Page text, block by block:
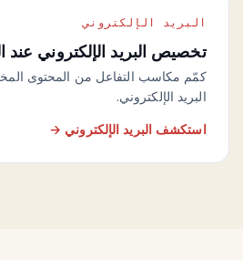
البريد الإلكتروني
تخصيص البريد الإلكتروني عند
كمّم مكاسب التفاعل من المحتوى
البريد الإلكتروني.
استكشف البريد الإلكتروني →